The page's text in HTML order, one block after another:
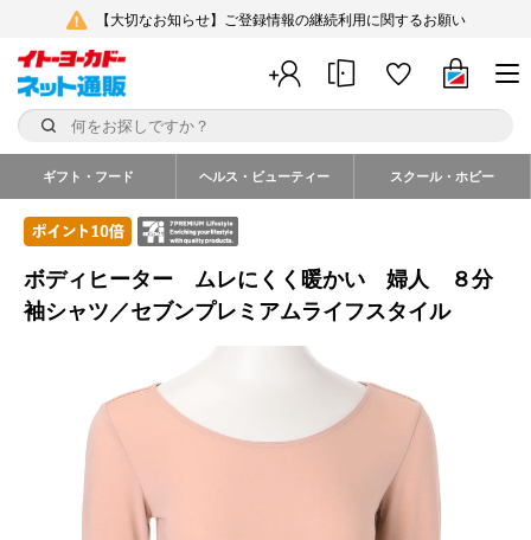
【大切なお知らせ】ご登録情報の継続利用に関するお願い
ギフト・フード ヘルス・ビューティー スクール・ホビー
ボディヒーター ムレにくく暖かい 婦人 ８分
袖シャツ／セブンプレミアムライフスタイル